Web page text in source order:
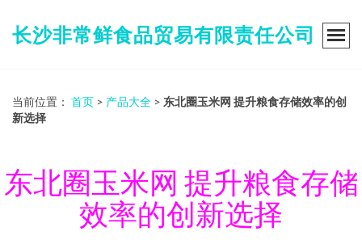
长沙非常鲜食品贸易有限责任公司
当前位置： 首页 > 产品大全 > 东北圈玉米网 提升粮食存储效率的创
新选择
东北圈玉米网 提升粮食存储
效率的创新选择